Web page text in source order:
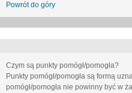
Powrót do góry
Czym są punkty pomógł/pomogła?
Punkty pomógł/pomogła są formą
pomógł/pomogła nie powinny być w